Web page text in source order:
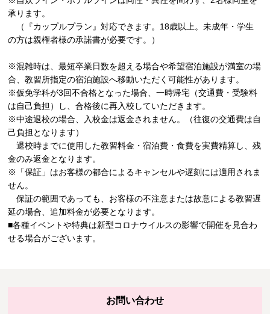
承ります。
（『カップルプラン』対応できます。18歳以上。未成年・学生
の方は親権者様の承諾書が必要です。）
※混雑時は、最短卒業日数を超える場合や希望宿泊施設が満室の場
合、教習所指定の宿泊施設へ移動いただく可能性があります。
※仮免学科が3回不合格となった場合、一時帰宅（交通費・受験料
は自己負担）し、合格後に再入校していただきます。
※中途退校の場合、入校金は返金されません。（往復の交通費は自
己負担となります）
退校時までに使用した教習料金・宿泊費・食費を実費精算し、残
金のみ返金となります。
※「保証」はお客様の都合によるキャンセルや遅刻には適用されま
せん。
保証の範囲であっても、お客様の不注意または故意による教習遅
延の場合、追加料金が必要となります。
■各種イベントや特典は新型コロナウイルスの影響で開催を見合わ
せる場合がございます。
お問い合わせ